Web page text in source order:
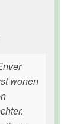
wonen